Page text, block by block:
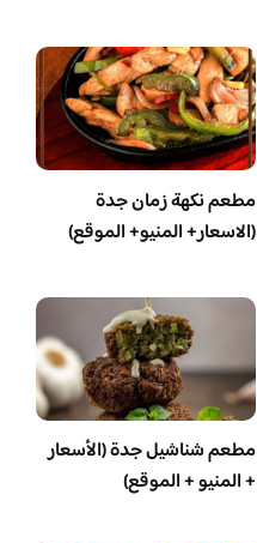
مطعم نكهة زمان جدة
(الاسعار+ المنيو+ الموقع)
مطعم شناشيل جدة (الأسعار
+ المنيو + الموقع)